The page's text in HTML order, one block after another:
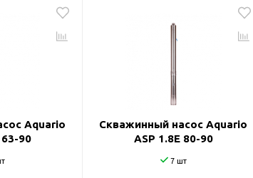
Aquario
63-90
Скважинный насос Aquario
ASP 1.8E 80-90
7 шт